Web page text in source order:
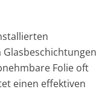
Folie oft
einen effektiven